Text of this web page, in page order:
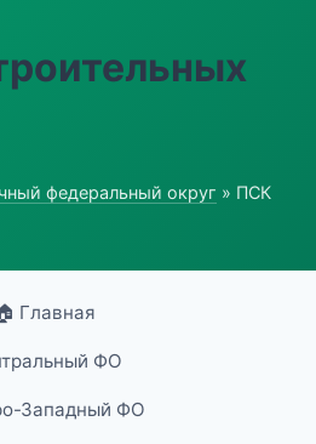
федеральный округ » ПСК
Главная
ФО
Западный ФО